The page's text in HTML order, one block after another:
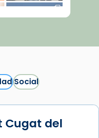
en Instagram
Social
Cugat del